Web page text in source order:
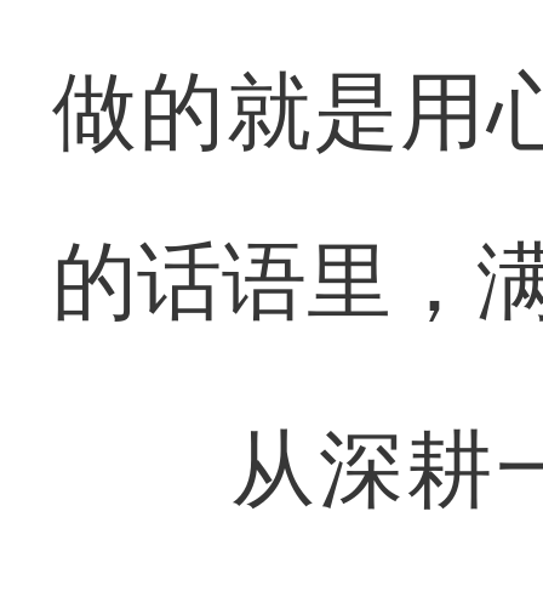
做的就是用
的话语里，
从深耕一